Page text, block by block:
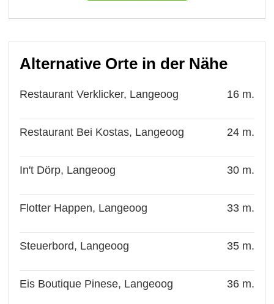
Alternative Orte in der Nähe
Restaurant Verklicker, Langeoog 16 m.
Restaurant Bei Kostas, Langeoog 24 m.
In't Dörp, Langeoog 30 m.
Flotter Happen, Langeoog 33 m.
Steuerbord, Langeoog 35 m.
Eis Boutique Pinese, Langeoog 36 m.